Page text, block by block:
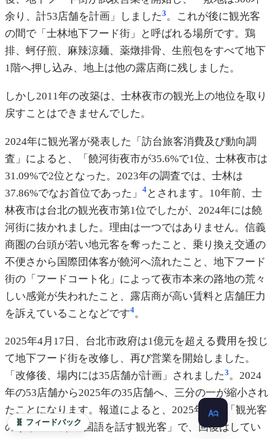
余り、計53店舗を計画」しました3。これが後に観光客
の間で「士林地下フード街」と呼ばれる場所です。鶏
排、蚵仔煎、麻辣涼麺、薬燉排骨、生煎包をすべて地下
1階へ押し込み、地上は他の露店商に残しました。
しかし2011年の改築は、士林夜市の観光上の地位を取り
戻すことはできませんでした。
2024年に観光署が発表した「訪台旅客消費及び動向調
査」によると、「饒河街夜市が35.6%で1位、士林夜市は
31.09%で2位となった。2023年の調査では、士林は
37.86%でなお首位であった」
4 とされます。10年前、士
林夜市は台北の観光夜市第1位でしたが、2024年には饒
河街に抜かれました。理由は一つではありません。信義
商圏の台頭が若い地元客を奪ったこと、乗り換え交通の
不便さから国際団体客が饒河へ流れたこと、地下フード
街の「フードコート化」によって夜市本来の路地の荒々
しい感覚が失われたこと、露店商が高い賃料と店舗圧力
を訴えていることなどです4。
2025年4月17日、台北市政府は1億元を超える費用を投じ
て地下フード街を改修し、再び営業を開始しました。
「改修後、場内には35店舗が計画」されました3。2024
年の53店舗から2025年の35店舗へ、三分の一が縮小され
たことになります。報道によると、2025年には「観光客
のうち約5割が外国語を話す観光客」で、回復はしてい
🧬 フィードバック